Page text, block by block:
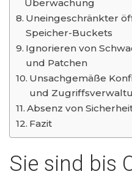
Überwachung
Uneingeschränkter
Speicher-Buckets
Ignorieren von
und Patchen
Unsachgemäße
und
Absenz von
Fazit
Sie sind bis